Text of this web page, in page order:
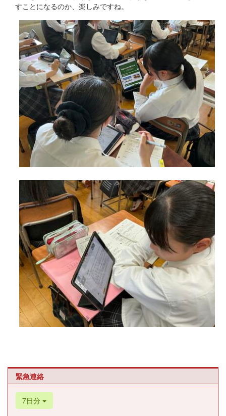
すことになるのか、楽しみですね。
緊急連絡
7日分